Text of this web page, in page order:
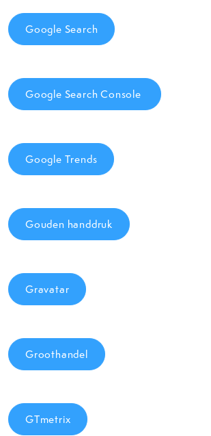
Google Search
Google Search Console
Google Trends
Gouden handdruk
Gravatar
Groothandel
GTmetrix